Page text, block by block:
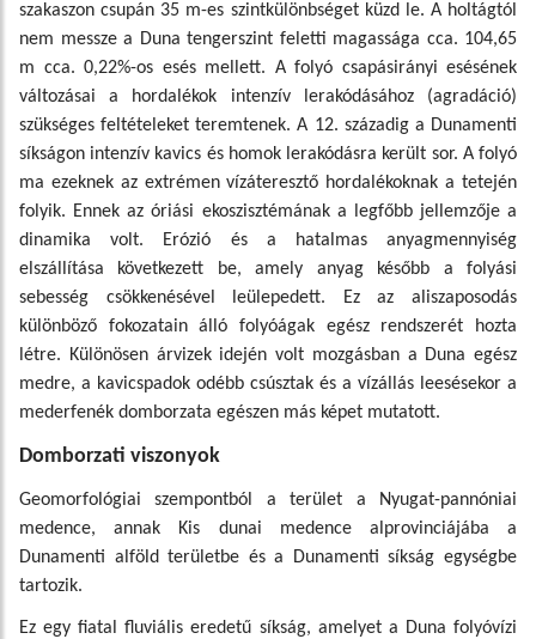
szakaszon csupán 35 m-es szintkülönbséget küzd le. A holtágtól
nem messze a Duna tengerszint feletti magassága cca. 104,65
m cca. 0,22%-os esés mellett. A folyó csapásirányi esésének
változásai a hordalékok intenzív lerakódásához (agradáció)
szükséges feltételeket teremtenek. A 12. századig a Dunamenti
síkságon intenzív kavics és homok lerakódásra került sor. A folyó
ma ezeknek az extrémen vízáteresztő hordalékoknak a tetején
folyik. Ennek az óriási ekoszisztémának a legfőbb jellemzője a
dinamika volt. Erózió és a hatalmas anyagmennyiség
elszállítása következett be, amely anyag később a folyási
sebesség csökkenésével leülepedett. Ez az aliszaposodás
különböző fokozatain álló folyóágak egész rendszerét hozta
létre. Különösen árvizek idején volt mozgásban a Duna egész
medre, a kavicspadok odébb csúsztak és a vízállás leesésekor a
mederfenék domborzata egészen más képet mutatott.
Domborzati viszonyok
Geomorfológiai szempontból a terület a Nyugat-pannóniai
medence, annak Kis dunai medence alprovinciájába a
Dunamenti alföld területbe és a Dunamenti síkság egységbe
tartozik.
Ez egy fiatal fluviális eredetű síkság, amelyet a Duna folyóvízi